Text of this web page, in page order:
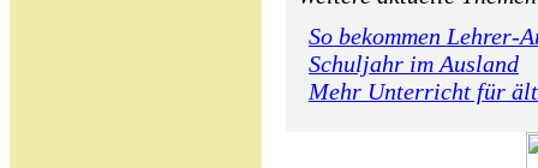
So bekommen Lehrer-
Schuljahr im Ausland
Mehr Unterricht für